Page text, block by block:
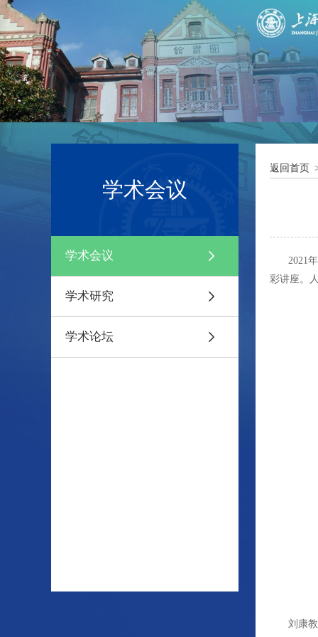
学术会议
学术会议
学术研究
学术论坛
返回首页
2021
彩讲座。
刘康